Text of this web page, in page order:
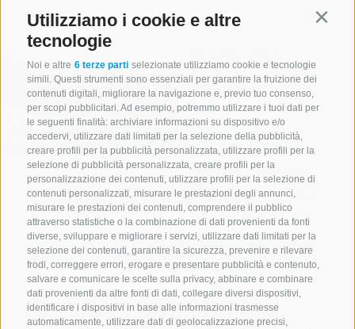
Utilizziamo i cookie e altre
tecnologie
Noi e altre 6 terze parti selezionate utilizziamo cookie e tecnologie
simili. Questi strumenti sono essenziali per garantire la fruizione dei
contenuti digitali, migliorare la navigazione e, previo tuo consenso,
per scopi pubblicitari. Ad esempio, potremmo utilizzare i tuoi dati per
le seguenti finalità: archiviare informazioni su dispositivo e/o
accedervi, utilizzare dati limitati per la selezione della pubblicità,
creare profili per la pubblicità personalizzata, utilizzare profili per la
selezione di pubblicità personalizzata, creare profili per la
personalizzazione dei contenuti, utilizzare profili per la selezione di
contenuti personalizzati, misurare le prestazioni degli annunci,
misurare le prestazioni dei contenuti, comprendere il pubblico
attraverso statistiche o la combinazione di dati provenienti da fonti
diverse, sviluppare e migliorare i servizi, utilizzare dati limitati per la
selezione dei contenuti, garantire la sicurezza, prevenire e rilevare
frodi, correggere errori, erogare e presentare pubblicità e contenuto,
salvare e comunicare le scelte sulla privacy, abbinare e combinare
dati provenienti da altre fonti di dati, collegare diversi dispositivi,
identificare i dispositivi in base alle informazioni trasmesse
automaticamente, utilizzare dati di geolocalizzazione precisi,
Furlhütte
(1860 m)
Mostra sulla
mappa
Orari di apertura:
Estate 29/05 - inizio
ottobre 2026
Inverno 05.12.2025 -
06.04.2026
Luogo39049 Monte
Cavallo
Cellulare +39 333